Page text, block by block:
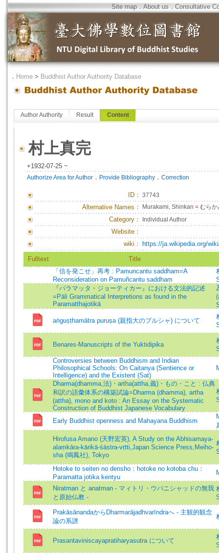
Site map．About us．Consultative
． Home > Buddhist Author Authority Database
Author Authority Result Content
村上真完
+1932-07-25 ~
Authorize Area for Author ． Provide Bibliography ． Correction
ID ： 37743
Alternative Names： Murakami, Shinkan = むらか
Category： Individual Author
Website：
wiki：
https://ja.wikipedia.org/
Fulltext
Title
「信を発こせ」再考 : Pamuncantu saddham=A
Reconsideration on Pamuñcantu saddhaṃ
『パラマッタ・ジョーティカー』における文法的記述
=Pāli Grammatical Interpretions as found in the
Paramatthajotikā
aṅguṣṭhamātra puruṣa (親指大のプルシャ) について
Benares-Manuscripts of the Yuktidipika
Controversies between Buddhism and Indian
Philosophical Schools: On Caitanya (Sentience or
Intelligence) and the Existent (Sat)
Dharma(dhamma,法)・artha(attha,義)・もの・こと : 仏典
和訳の語彙体系の構築試論=Dharma (dhamma), artha
(attha), mono and koto : An Essay on the Systematic
Construction of Buddhist Japanese Vocabulary
Early Buddhist openness and Mahayana Buddhism
Hirofusa Amano (天野宏英), A Study on the Abhisamaya-
alaṃkāra-kārikā-śāstra-vṛtti,Japan Science Press,Meiho-
sha (鳴鳳社), Tokyo
Hotoke to seiten no densho：hotoke no kotoba chu：
Paramatta jotika kentyu
Niratman と anatman - マィトリ・ウパニシャッドの無我
と原始仏教 -
PrakāsānandaからDharmarājadhvarīndraへ - 主観的観念
論の系譜
Prasantaviniscayapratiharyasutra について